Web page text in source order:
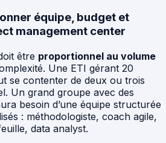
équipe, budget et
management center
être proportionnel au volume
Une ETI gérant 20
se contenter de deux ou trois
Un grand groupe avec des
besoin d’une équipe structurée
: méthodologiste, coach agile,
data analyst.